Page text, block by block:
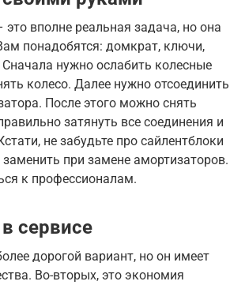
вполне реальная задача, но она
понадобятся: домкрат, ключи,
нужно ослабить колесные
колесо. Далее нужно отсоединить
После этого можно снять
затянуть все соединения и
не забудьте про сайлентблоки
при замене амортизаторов.
к профессионалам.
сервисе
дорогой вариант, но он имеет
Во-вторых, это экономия